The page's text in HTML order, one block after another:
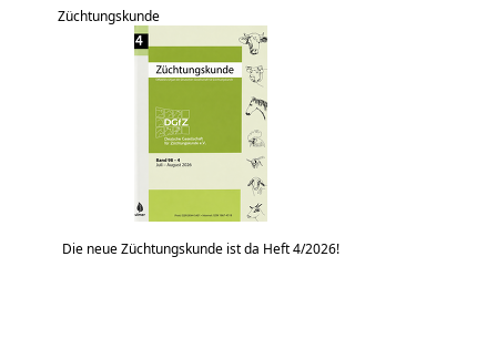
Züchtungskunde
Die neue Züchtungskunde ist da Heft 4/2026!